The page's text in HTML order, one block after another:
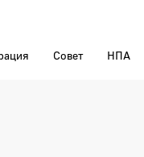
Совет НПА